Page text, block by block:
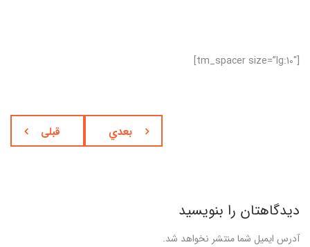
[tm_spacer size=”lg:10″]
قبلی بعدي
دیدگاهتان را بنویسید
آدرس ایمیل شما منتشر نخواهد شد.